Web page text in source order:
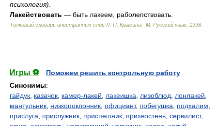
психология)
Лакействовать — быть лакеем, раболепствовать.
Толковый словарь иностранных слов Л. П. Крысина.- М: Русский язык, 1998
Игры ⚽
Поможем решить контрольную работу
Синонимы:
гайдук казачок камер-лакей лакеишка лизоблюд лонлакей
мантульник низкопоклонник официант, побегушка подхалим
прислуга
прислужник приспешник прихвостень сервилист,